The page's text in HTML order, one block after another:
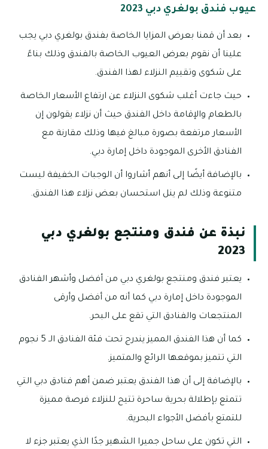
عيوب فندق بولغري دبي 2023
بعد أن قمنا بعرض المزايا الخاصة بفندق بولغري دبي يجب
علينا أن نقوم بعرض العيوب الخاصة بالفندق وذلك بناءً
على شكوى وتقييم النزلاء لهذا الفندق.
حيث جاءت أغلب شكوى النزلاء عن ارتفاع الأسعار الخاصة
بالطعام والإقامة داخل الفندق حيث أن نزلاء يقولون إن
الأسعار مرتفعة بصورة مبالغ فيها وذلك مقارنة مع
الفنادق الأخرى الموجودة داخل إمارة دبي.
بالإضافة أيضًا إلى أنهم أشاروا أن الوجبات الخفيفة ليست
متنوعة وذلك لم ينل استحسان بعض نزلاء هذا الفندق.
نبذة عن فندق ومنتجع بولغري دبي
2023
يعتبر فندق ومنتجع بولغري دبي من أفضل وأشهر الفنادق
الموجودة داخل إمارة دبي كما أنه من أفضل وأرقى
المنتجعات والفنادق التي تقع على البحر.
كما أن هذا الفندق المميز يندرج تحت فئة الفنادق الـ 5 نجوم
التي تتميز بموقعها الرائع والمتميز.
بالإضافة إلى أن هذا الفندق يعتبر ضمن أهم فنادق دبي التي
تتمتع بإطلالة بحرية ساحرة تتيح للنزلاء فرصة مميزة
للتمتع بأفضل الأجواء البحرية.
التي تكون على ساحل جميرا الشهير جدًا الذي يعتبر جزء لا